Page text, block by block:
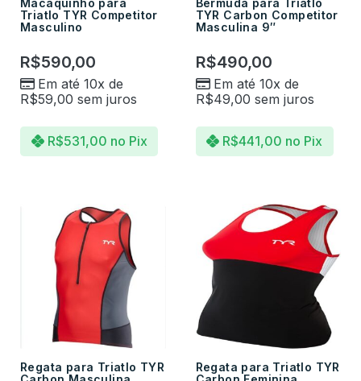
Triatlo TYR Competitor
Masculino
R$590,00
Em até 10x de
R$59,00 sem juros
R$531,00 no Pix
TYR Carbon Competitor
Masculina 9″
R$490,00
Em até 10x de
R$49,00 sem juros
R$441,00 no Pix
Regata para Triatlo TYR
Regata para Triatlo TYR